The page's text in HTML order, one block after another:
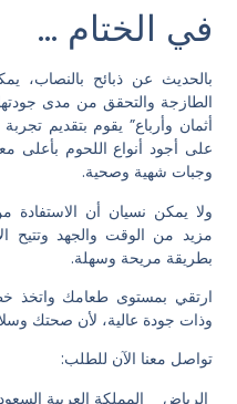
في الختام …
بالحديث عن ذبائح بالنصاب،
الطازجة والتحقق من مدى
أثمان وأرباع” يقوم بتقديم
على أجود أنواع اللحوم بأعلى
وجبات شهية وصحية.
ولا يمكن نسيان أن
مزيد من الوقت والجهد وتتيح
بطريقة مريحة وسهلة.
ارتقي بمستوى طعامك واتخذ
وذات جودة عالية، لأن صحتك
تواصل معنا الآن للطلب:
الرياض _ المملكة العربية